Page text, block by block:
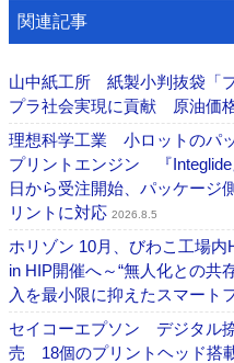
関連記事
山中紙工所 紙製小判抜袋「
プラ社会実現に貢献 原油価
理想科学工業 小ロットのパ
プリントエンジン 『
日から受注開始、パッケージ
リントに対応 2026.8.5
ホリゾン 10月、びわこ工場内
in HIP開催へ～“無人化との
入を最小限に抑えたスマート
セイコーエプソン デジタル
売 18個のプリントヘッド搭